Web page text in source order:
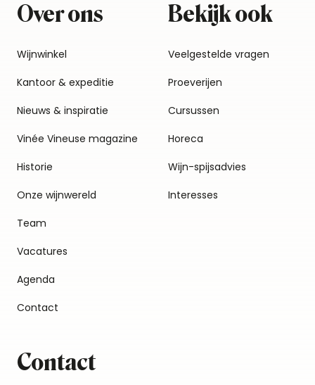
Over ons
Wijnwinkel
Kantoor & expeditie
Nieuws & inspiratie
Vinée Vineuse magazine
Historie
Onze wijnwereld
Team
Vacatures
Agenda
Contact
Bekijk ook
Veelgestelde vragen
Proeverijen
Cursussen
Horeca
Wijn-spijsadvies
Interesses
Contact